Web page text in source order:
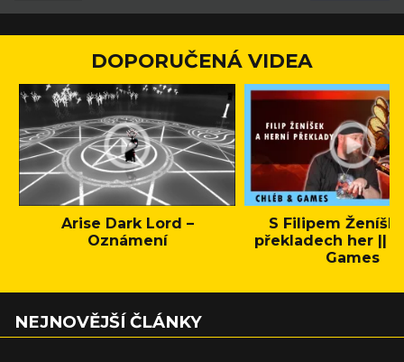
DOPORUČENÁ VIDEA
Arise Dark Lord –
Oznámení
S Filipem
překladech her ||
Games
NEJNOVĚJŠÍ ČLÁNKY